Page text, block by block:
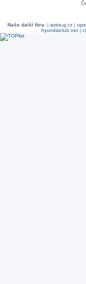
Naše další fóra: | astra-g.cz |
hyundaiclub.net|